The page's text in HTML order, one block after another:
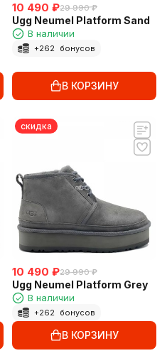
10 490 ₽29 990 ₽
Ugg Neumel Platform Sand
В наличии
+262 бонусов
В КОРЗИНУ
скидка
10 490 ₽29 990 ₽
Ugg Neumel Platform Grey
В наличии
+262 бонусов
В КОРЗИНУ